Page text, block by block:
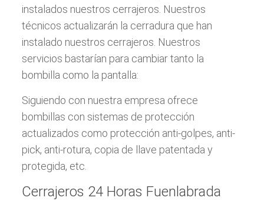
instalados nuestros cerrajeros. Nuestros
técnicos actualizarán la cerradura que han
instalado nuestros cerrajeros. Nuestros
servicios bastarían para cambiar tanto la
bombilla como la pantalla:
Siguiendo con nuestra empresa ofrece
bombillas con sistemas de protección
actualizados como protección anti-golpes, anti-
pick, anti-rotura, copia de llave patentada y
protegida, etc.
Cerrajeros 24 Horas Fuenlabrada